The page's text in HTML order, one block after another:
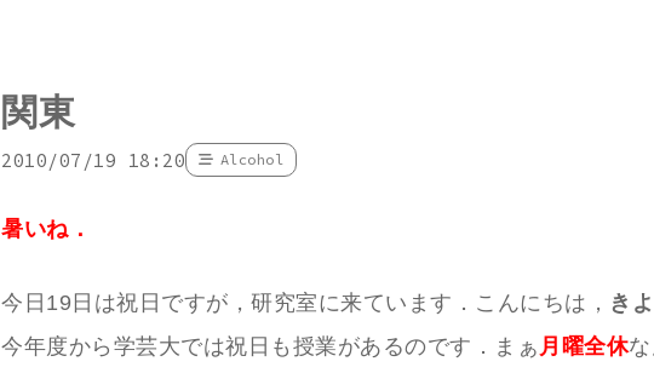
関東
2010/07/19 18:20 Alcohol
暑いね．
今日19日は祝日ですが，研究室に来ています．こんにちは， き
今年度から学芸大では祝日も授業があるのです．まぁ 月曜全休